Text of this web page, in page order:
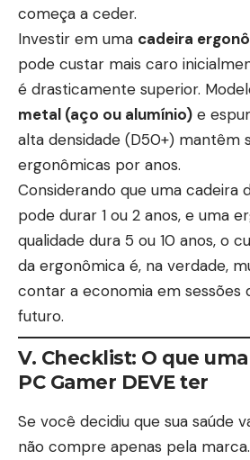
começa a ceder.
Investir em uma cadeira
pode custar mais caro
é drasticamente superior.
metal (aço ou alumínio) e
alta densidade (D50+) mantêm
ergonômicas por anos.
Considerando que uma cadeira
pode durar 1 ou 2 anos, e uma
qualidade dura 5 ou 10 anos, o
da ergonômica é, na verdade,
contar a economia em sessões
futuro.
V. Checklist: O que
PC Gamer DEVE ter
Se você decidiu que sua saúde
não compre apenas pela